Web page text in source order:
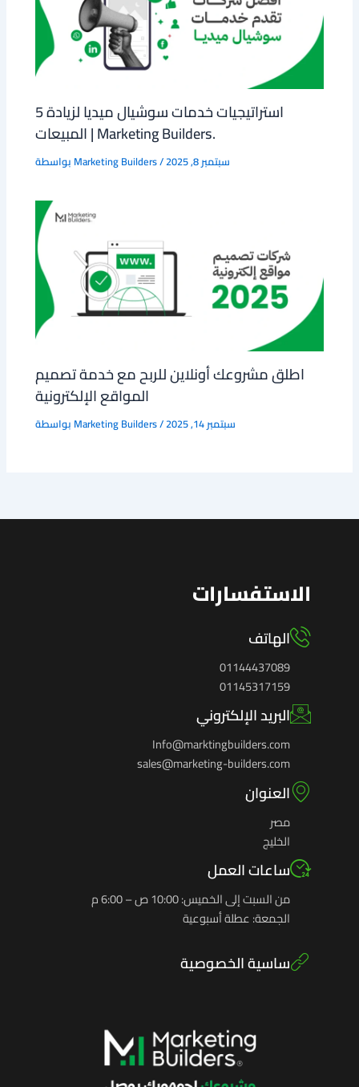
5 استراتيجيات خدمات سوشيال ميديا لزيادة
المبيعات | Marketing Builders.
بواسطة Marketing Builders/ سبتمبر 8, 2025
اطلق مشروعك أونلاين للربح مع خدمة تصميم
المواقع الإلكترونية
بواسطة Marketing Builders/ سبتمبر 14, 2025
الاستفسارات
الهاتف
01144437089
01145317159
البريد الإلكتروني
Info@marktingbuilders.com
sales@marketing-builders.com
العنوان
مصر
الخليج
ساعات العمل
من السبت إلى الخميس: 10:00 ص – 6:00 م
الجمعة: عطلة أسبوعية
ساسية الخصوصية